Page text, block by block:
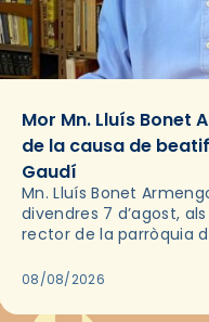
Mor Mn. Lluís Bonet
de la causa de
Gaudí
Mn. Lluís Bonet
divendres 7 d’agost,
rector de la parròquia
2018,…
08/08/2026